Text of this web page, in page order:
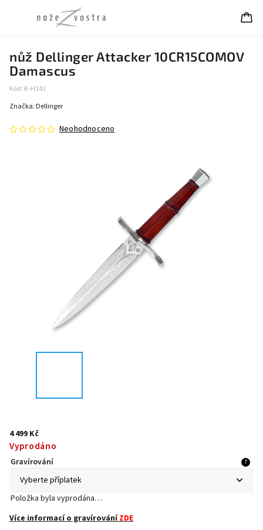
nůž Dellinger Attacker 10CR15COMOV
Damascus
Kód: K-H143
Neohodnoceno
Značka: Dellinger
4 499 Kč
Vyprodáno
Gravírování ?
Položka byla vyprodána…
Více informací o gravírováníZDE